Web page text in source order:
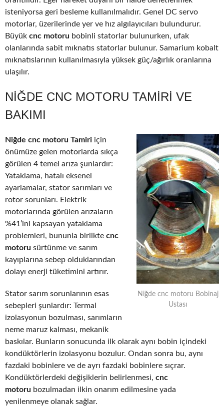
isteniyorsa geri besleme kullanılmalıdır. Genel DC servo
motorlar, üzerilerinde yer ve hız algılayıcıları bulundurur.
Büyük cnc motoru bobinli statorlar bulunurken, ufak
olanlarında sabit mıknatıs statorlar bulunur. Samarium kobalt
mıknatıslarının kullanılmasıyla yüksek güç/ağırlık oranlarına
ulaşılır.
NIĞDE CNC MOTORU TAMIRI VE
BAKIMI
Niğde cnc motoru Bobinaj
Ustası
Niğde cnc motoru Tamiri için
önümüze gelen motorlarda sıkça
görülen 4 temel arıza şunlardır:
Yataklama, hatalı eksenel
ayarlamalar, stator sarımları ve
rotor sorunları. Elektrik
motorlarında görülen arızaların
%41’ini kapsayan yataklama
problemleri, bununla birlikte cnc
motoru sürtünme ve sarım
kayıplarına sebep olduklarından
dolayı enerji tüketimini artırır.
Stator sarım sorunlarının esas
sebepleri şunlardır: Termal
izolasyonun bozulması, sarımların
neme maruz kalması, mekanik
baskılar. Bunların sonucunda ilk olarak aynı bobin içindeki
kondüktörlerin izolasyonu bozulur. Ondan sonra bu, aynı
fazdaki bobinlere ve de ayrı fazdaki bobinlere sıçrar.
Kondüktörlerdeki değişiklerin belirlenmesi, cnc
motoru bozulmadan ilkin onarım edilmesine yada
yenilenmeye olanak sağlar.